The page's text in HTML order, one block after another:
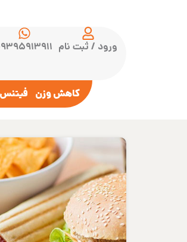
ورود / ثبت نام
کاهش وزن فیتنس